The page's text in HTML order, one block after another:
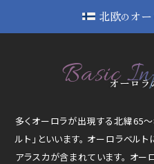
北欧の オ
Basicオーロラ
多くオーロラが出現する北緯65
ルト」といいます。 オーロラベルト
アラスカが含まれています。 オー